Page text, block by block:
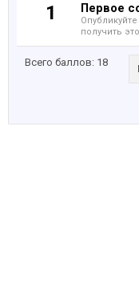
1 Первое
получить
Всего баллов: 18